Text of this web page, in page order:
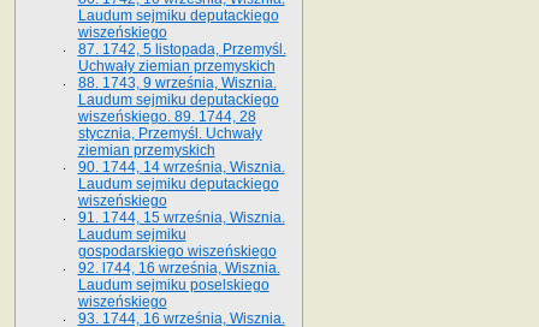
Laudum sejmiku deputackiego
wiszeńskiego
87. 1742, 5 listopada, Przemyśl.
Uchwały ziemian przemyskich
88. 1743, 9 września, Wisznia.
Laudum sejmiku deputackiego
wiszeńskiego. 89. 1744, 28
stycznia, Przemyśl. Uchwały
ziemian przemyskich
90. 1744, 14 września, Wisznia.
Laudum sejmiku deputackiego
wiszeńskiego
91. 1744, 15 września, Wisznia.
Laudum sejmiku
gospodarskiego wiszeńskiego
92. l744, 16 września, Wisznia.
Laudum sejmiku poselskiego
wiszeńskiego
93. 1744, 16 września, Wisznia.